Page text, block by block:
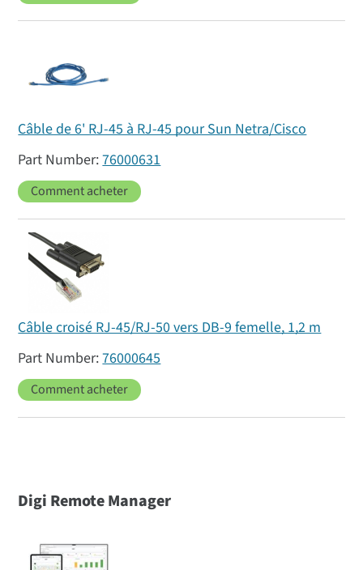
Câble de 6' RJ-45 à RJ-45 pour Sun Netra/Cisco
76000631
Comment acheter
Câble croisé RJ-45/RJ-50 vers DB-9 femelle, 1,2 m
76000645
Comment acheter
Digi Remote Manager